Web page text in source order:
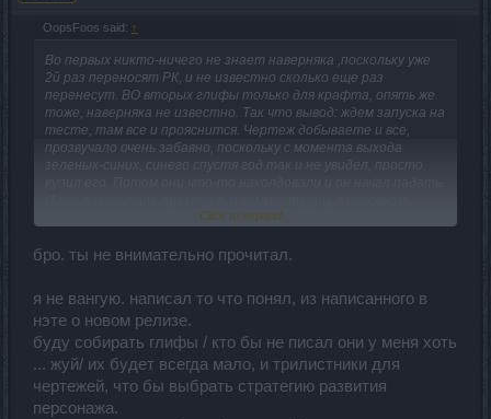
OopsFoos said: ↑
Во первых никто-ничего не знает наверняка ,поскольку уже
2й раз переносят РК, и не известно сколько еще раз
перенесут. ВО вторых глифы только для крафта, опять же
тоже, наверняка не известно. Так что вывод: ждем запуска на
тесте, там все и прояснится. Чертеж добываете и все,
прозвучало очень забавно, поскольку с момента выхода
зеленых-синих, синего спустя год так и не увидел, просто
падали эти самые чертежи именно тем, кто и королей то не
Click to expand...
бро. ты не внимательно прочитал.
я не вангую. написал то что понял, из написанного в
нэте о новом релизе.
буду собирать глифы / кто бы не писал они у меня хоть
... жуй/ их будет всегда мало, и трилистники для
чертежей, что бы выбрать стратегию развития
персонажа.